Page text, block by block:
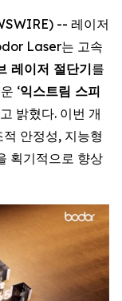
-- 레이저
Laser는 고속
레이저 절단기를
‘익스트림 스피
밝혔다. 이번 개
안정성, 지능형
획기적으로 향상